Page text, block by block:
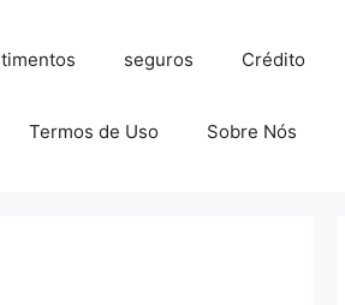
seguros Crédito
Termos de Uso Sobre Nós